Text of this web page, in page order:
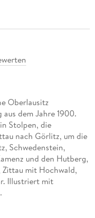
Oberlausitz
dem Jahre 1900.
Stolpen, die
nach Görlitz, um die
Schwedenstein,
und den Hutberg,
Zittau mit Hochwald,
Illustriert mit